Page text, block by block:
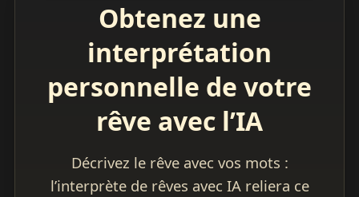
Obtenez une
interprétation
personnelle de votre
rêve avec l’IA
Décrivez le rêve avec vos mots :
l’interprète de rêves avec IA reliera ce